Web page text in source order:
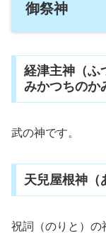
御祭神
経津主神（ふ
みかつちのか
武の神です。
天兒屋根神（
祝詞（のりと）の